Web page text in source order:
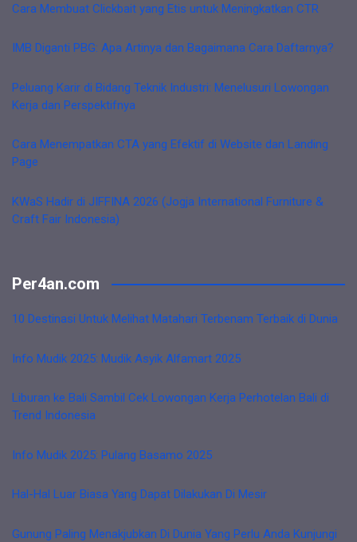
Cara Membuat Clickbait yang Etis untuk Meningkatkan CTR
IMB Diganti PBG: Apa Artinya dan Bagaimana Cara Daftarnya?
Peluang Karir di Bidang Teknik Industri: Menelusuri Lowongan
Kerja dan Perspektifnya
Cara Menempatkan CTA yang Efektif di Website dan Landing
Page
KWaS Hadir di JIFFINA 2026 (Jogja International Furniture &
Craft Fair Indonesia)
Per4an.com
10 Destinasi Untuk Melihat Matahari Terbenam Terbaik di Dunia
Info Mudik 2025: Mudik Asyik Alfamart 2025
Liburan ke Bali Sambil Cek Lowongan Kerja Perhotelan Bali di
Trend Indonesia
Info Mudik 2025: Pulang Basamo 2025
Hal-Hal Luar Biasa Yang Dapat Dilakukan Di Mesir
Gunung Paling Menakjubkan Di Dunia Yang Perlu Anda Kunjungi